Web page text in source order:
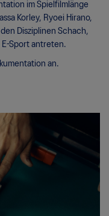
im Spielfilmlänge
Korley, Ryoei Hirano,
Disziplinen Schach,
Sport antreten.
an.